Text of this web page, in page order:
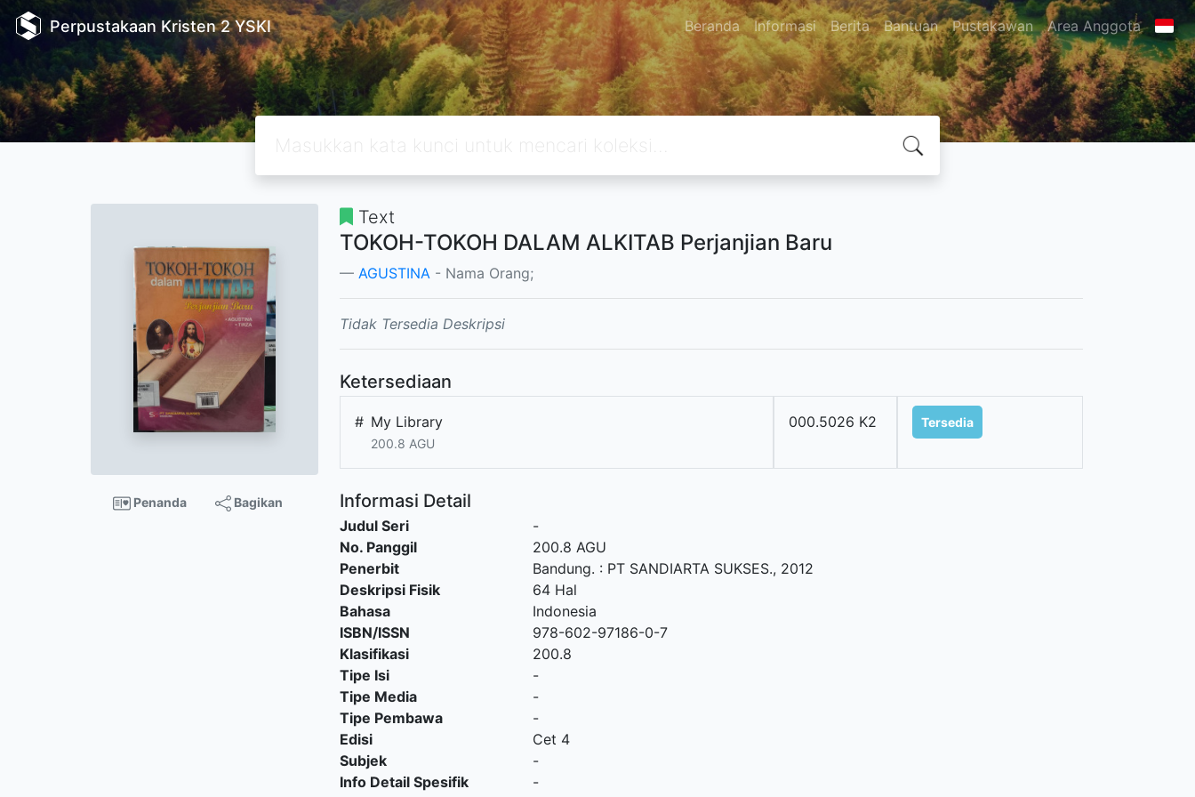
Perpustakaan Kristen 2 YSKI Beranda Informasi Berita Bantuan Pustakawan Area Anggota
Penanda Bagikan
Text
TOKOH-TOKOH DALAM ALKITAB Perjanjian Baru
AGUSTINA - Nama Orang;
Tidak Tersedia Deskripsi
Ketersediaan
# My Library
200.8 AGU
000.5026 K2 Tersedia
Informasi Detail
Judul Seri
-
No. Panggil
200.8 AGU
Penerbit
Bandung. : PT SANDIARTA SUKSES., 2012
Deskripsi Fisik
64 Hal
Bahasa
Indonesia
ISBN/ISSN
978-602-97186-0-7
Klasifikasi
200.8
Tipe Isi
-
Tipe Media
-
Tipe Pembawa
-
Edisi
Cet 4
Subjek
-
Info Detail Spesifik
-